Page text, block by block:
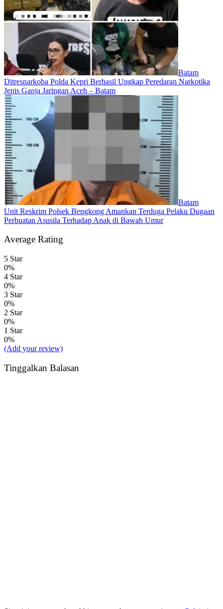
Batam
Ditresnarkoba Polda Kepri Berhasil Ungkap Peredaran Narkotika
Jenis Ganja Jaringan Aceh – Batam
Batam
Unit Reskrim Polsek Bengkong Amankan Terduga Pelaku Dugaan
Perbuatan Asusila Terhadap Anak di Bawah Umur
Average Rating
5 Star
0%
4 Star
0%
3 Star
0%
2 Star
0%
1 Star
0%
(Add your review)
Tinggalkan Balasan